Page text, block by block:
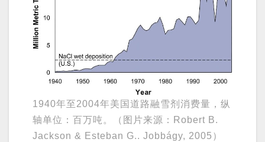
1940年至2004年美国道路融雪剂消费量，纵
轴单位：百万吨。（图片来源：Robert B.
Jackson & Esteban G.. Jobbágy, 2005）